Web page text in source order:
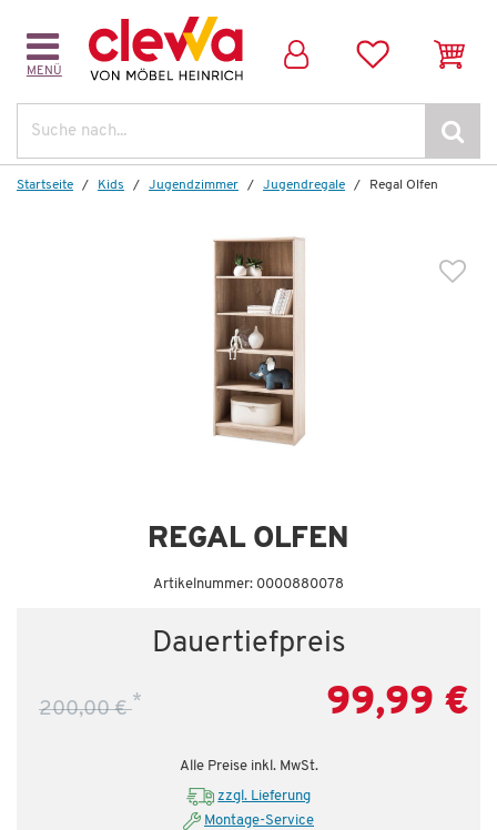
MENÜ
Startseite Kids Jugendzimmer Jugendregale Regal Olfen
REGAL OLFEN
Artikelnummer: 0000880078
Dauertiefpreis
200,00 €* 99,99 €
Alle Preise inkl. MwSt.
zzgl. Lieferung
Montage-Service
Weitere Artikel aus der Serie
Auf Lager
Regal
Olfen
131,00 €*